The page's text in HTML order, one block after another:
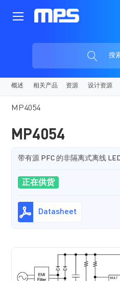
搜
概述 相关产品 资源 设计资源
MP4054
MP4054
带有源 PFC 的非隔离式离线
正在供货
Datasheet